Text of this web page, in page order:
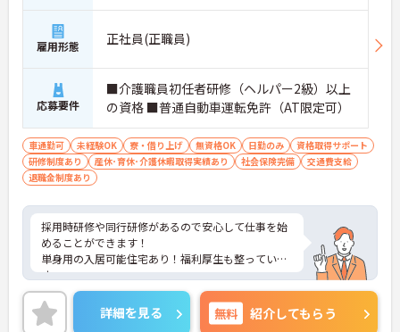
雇用形態 正社員(正職員)
応募要件
■介護職員初任者研修（ヘルパー2級）以上
の資格 ■普通自動車運転免許（AT限定可）
車通勤可 未経験OK 寮・借り上げ 無資格OK 日勤のみ
資格取得サポート
研修制度あり
産休･育休･介護休暇取得実績あり 社会保険完備
交通費支給
退職金制度あり
採用時研修や同行研修があるので安心して仕事を始
めることができます！
単身用の入居可能住宅あり！福利厚生も整っていま
す。
ご興味がある方には、面接対策ポイントなど、さら
に詳細をお話しいたしますのでお気軽にご相談くだ
さい。
詳細を見る 無料 紹介してもらう